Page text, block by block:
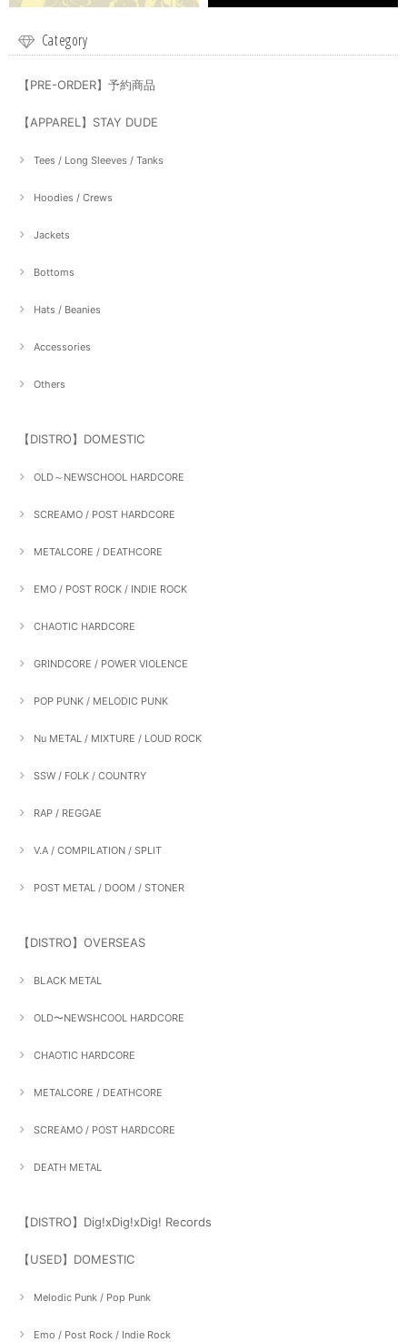
Category
【PRE-ORDER】予約商品
【APPAREL】STAY DUDE
Tees / Long Sleeves / Tanks
Hoodies / Crews
Jackets
Bottoms
Hats / Beanies
Accessories
Others
【DISTRO】DOMESTIC
OLD～NEWSCHOOL HARDCORE
SCREAMO / POST HARDCORE
METALCORE / DEATHCORE
EMO / POST ROCK / INDIE ROCK
CHAOTIC HARDCORE
GRINDCORE / POWER VIOLENCE
POP PUNK / MELODIC PUNK
Nu METAL / MIXTURE / LOUD ROCK
SSW / FOLK / COUNTRY
RAP / REGGAE
V.A / COMPILATION / SPLIT
POST METAL / DOOM / STONER
【DISTRO】OVERSEAS
BLACK METAL
OLD〜NEWSHCOOL HARDCORE
CHAOTIC HARDCORE
METALCORE / DEATHCORE
SCREAMO / POST HARDCORE
DEATH METAL
【DISTRO】Dig!xDig!xDig! Records
【USED】DOMESTIC
Melodic Punk / Pop Punk
Emo / Post Rock / Indie Rock